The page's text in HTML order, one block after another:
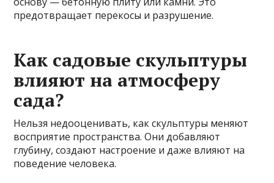
предотвращает перекосы и разрушение.
Как садовые скульптуры
влияют на атмосферу
сада?
Нельзя недооценивать, как скульптуры меняют
восприятие пространства. Они добавляют
глубину, создают настроение и даже влияют на
поведение человека.